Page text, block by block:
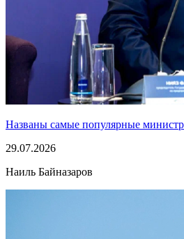
Названы самые популярные
29.07.2026
Наиль Байназаров